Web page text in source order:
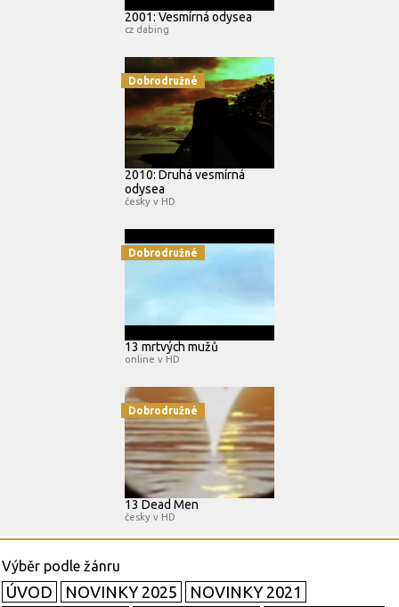
2001: Vesmírná odysea
cz dabing
Dobrodružné
2010: Druhá vesmírná
odysea
česky v HD
Dobrodružné
13 mrtvých mužů
online v HD
Dobrodružné
13 Dead Men
česky v HD
ÚVOD NOVINKY 2025
NOVINKY 2021